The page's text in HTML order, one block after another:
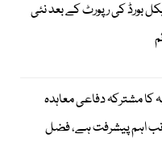
بورڈ کی رپورٹ کے بعد نئی
کا مشترکہ دفاعی معاہدہ
اہم پیشرفت ہے، فضل